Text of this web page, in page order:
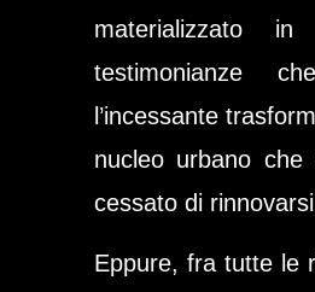
materializzato
testimonianze
l’incessante
nucleo urbano
cessato di
Eppure, fra tutte le